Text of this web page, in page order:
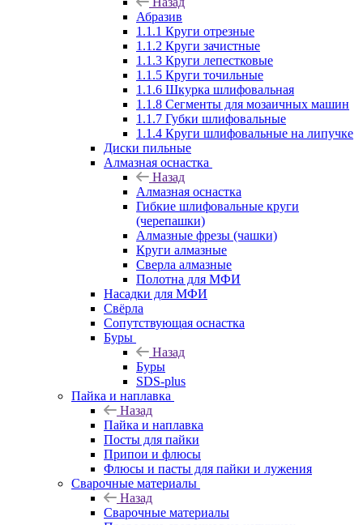
Абразив
1.1.1 Круги отрезные
1.1.2 Круги зачистные
1.1.3 Круги лепестковые
1.1.5 Круги точильные
1.1.6 Шкурка шлифовальная
1.1.8 Сегменты для мозаичных машин
1.1.7 Губки шлифовальные
1.1.4 Круги шлифовальные на липучке
Диски пильные
Алмазная оснастка
Назад
Алмазная оснастка
Гибкие шлифовальные круги
(черепашки)
Алмазные фрезы (чашки)
Круги алмазные
Сверла алмазные
Полотна для МФИ
Насадки для МФИ
Свёрла
Сопутствующая оснастка
Буры
Назад
Буры
SDS-plus
Пайка и наплавка
Назад
Пайка и наплавка
Посты для пайки
Припои и флюсы
Флюсы и пасты для пайки и лужения
Сварочные материалы
Назад
Сварочные материалы